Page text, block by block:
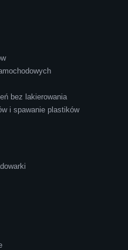
z reguły nie można
innych firmach tego type.
polecam!
szybka i bardzo miła
bez lakierowania
i spawanie plastików